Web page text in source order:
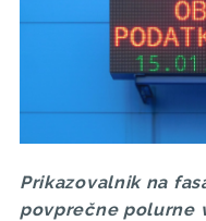
Prikazovalnik na
povprečne polurne